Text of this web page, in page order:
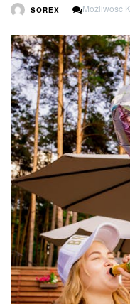
SOREX Możliwość